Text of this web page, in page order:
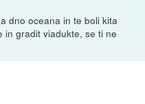
dno oceana in te boli kita
in gradit viadukte, se ti ne